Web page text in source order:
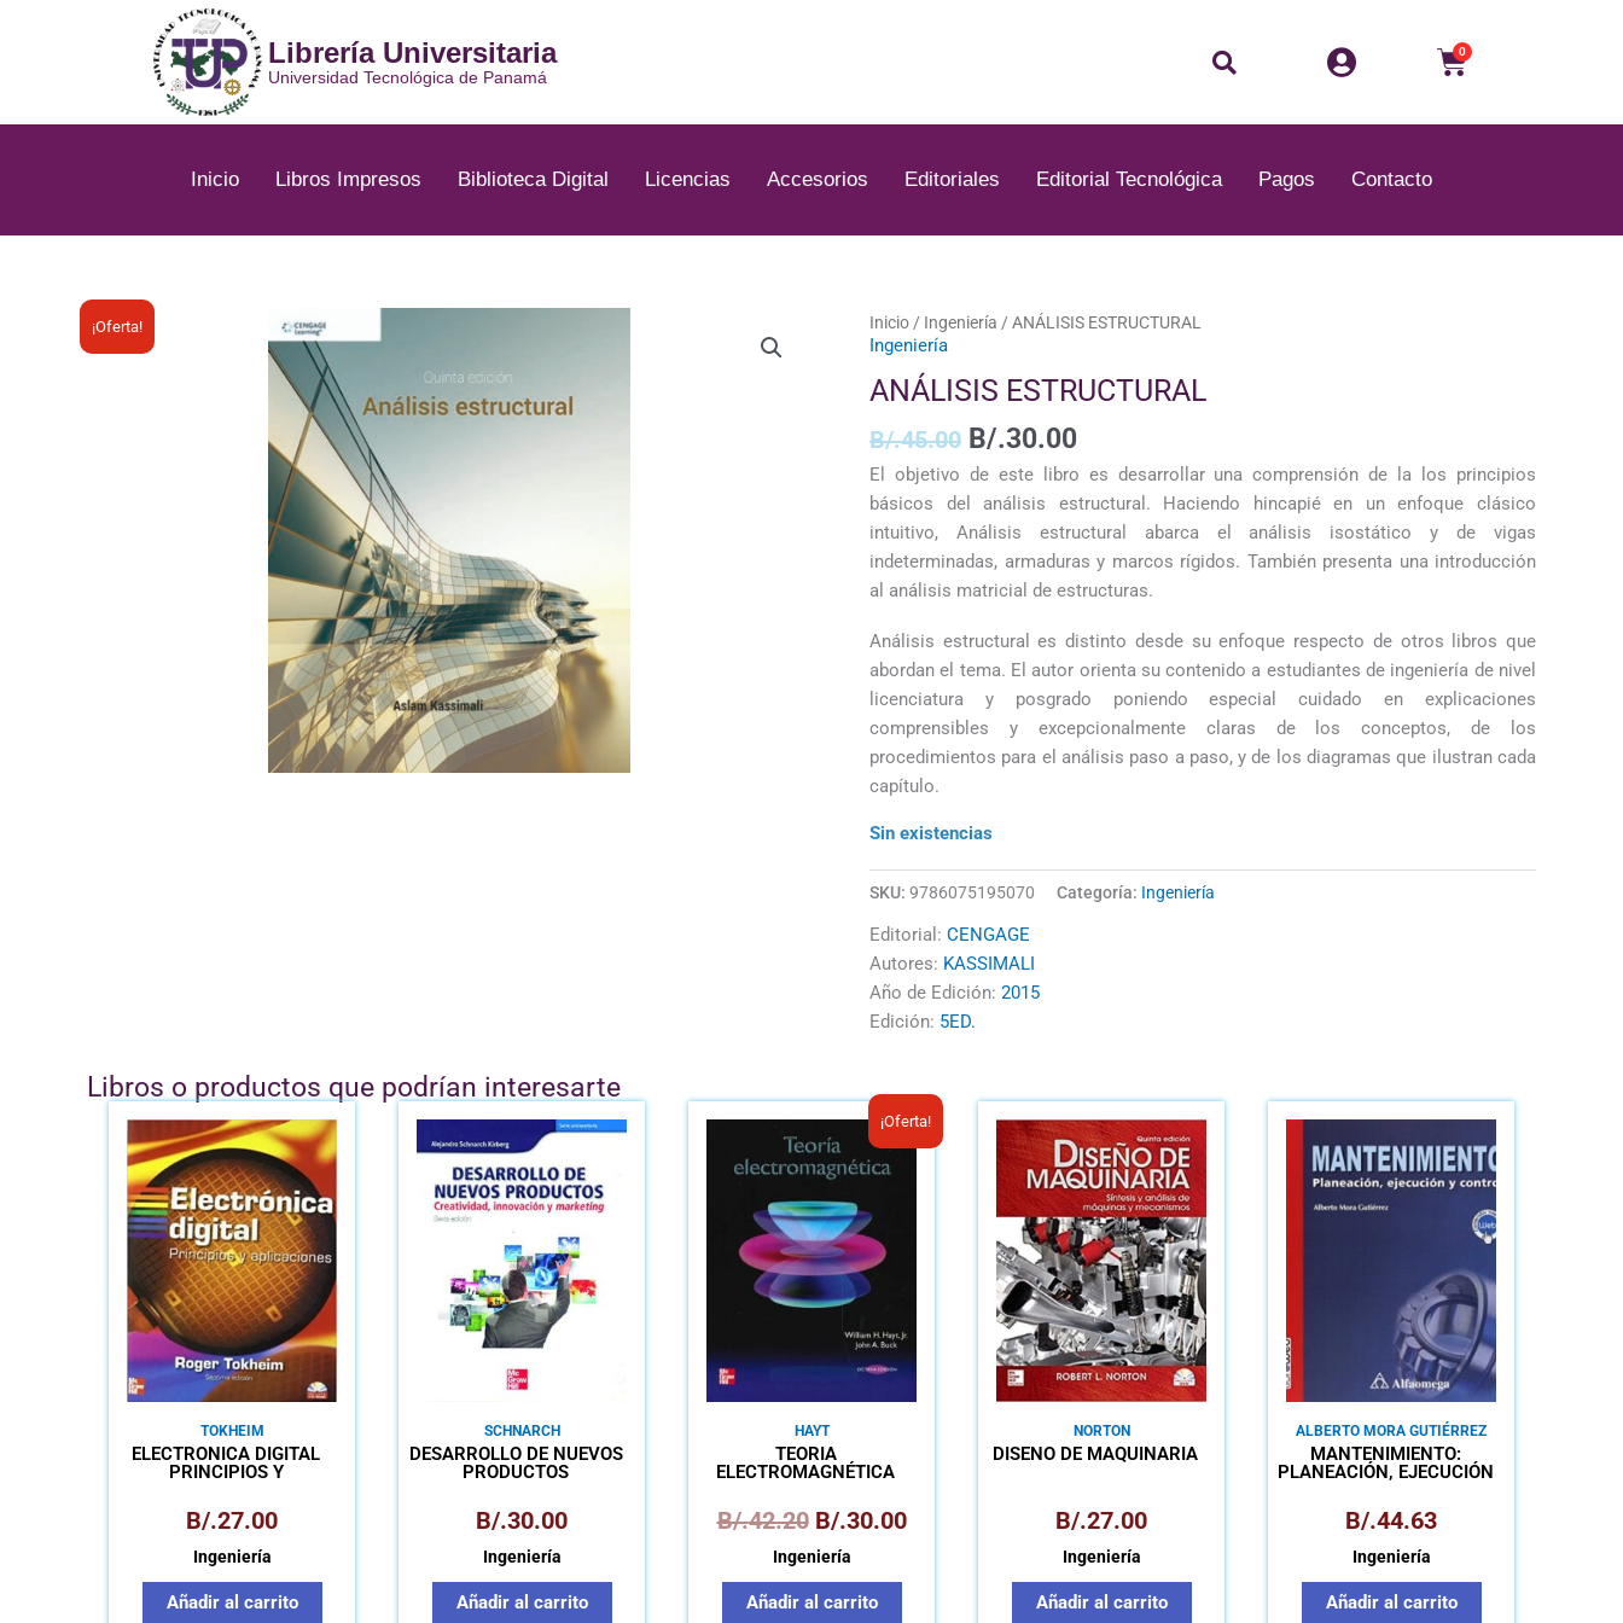
Librería Universitaria
Universidad Tecnológica de Panamá Buscar 0
Carrito
Inicio Libros Impresos Biblioteca Digital Licencias Accesorios Editoriales Editorial Tecnológica Pagos Contacto
¡Oferta! Inicio / Ingeniería / ANÁLISIS ESTRUCTURAL
Ingeniería
ANÁLISIS ESTRUCTURAL
B/.45.00
El
original
era:
B/.45.00.
B/.30.00
El
actual
es:
El objetivo de este libro es desarrollar una comprensión de la los principios
básicos del análisis estructural. Haciendo hincapié en un enfoque clásico
intuitivo, Análisis estructural abarca el análisis isostático y de vigas
indeterminadas, armaduras y marcos rígidos. También presenta una introducción
al análisis matricial de estructuras.
Análisis estructural es distinto desde su enfoque respecto de otros libros que
abordan el tema. El autor orienta su contenido a estudiantes de ingeniería de nivel
licenciatura y posgrado poniendo especial cuidado en explicaciones
comprensibles y excepcionalmente claras de los conceptos, de los
procedimientos para el análisis paso a paso, y de los diagramas que ilustran cada
capítulo.
Sin existencias
SKU: 9786075195070 Categoría: Ingeniería
Editorial: CENGAGE
Autores: KASSIMALI
Año de Edición: 2015
Edición: 5ED.
Libros o productos que podrían interesarte
TOKHEIM
ELECTRÓNICA DIGITAL
PRINCIPIOS Y
B/.27.00
Ingeniería
Añadir al carrito
SCHNARCH
DESARROLLO DE NUEVOS
PRODUCTOS
INNOVACIÓN Y
MARKETING
B/.30.00
Ingeniería
Añadir al carrito
¡Oferta!
HAYT
TEORÍA
ELECTROMAGNÉTICA
B/.42.20
El
precio
original
era:
B/.42.20.
B/.30.00
El
precio
B/.30.00.
Ingeniería
Añadir al carrito
NORTON
DISEÑO DE MAQUINARIA
B/.27.00
Ingeniería
Añadir al carrito
ALBERTO MORA GUTIÉRREZ
MANTENIMIENTO:
PLANEACIÓN, EJECUCIÓN
B/.44.63
Ingeniería
Añadir al carrito